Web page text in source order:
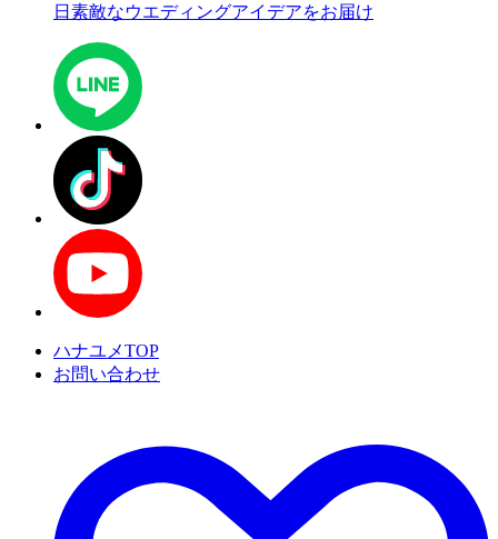
日素敵なウエディングアイデアをお届け
ハナユメTOP
お問い合わせ